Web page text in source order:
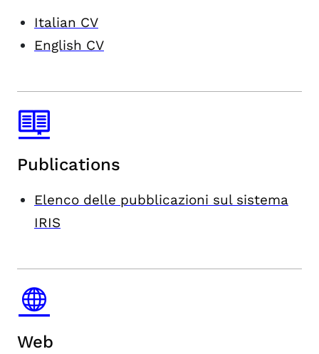
Italian CV
English CV
Publications
Elenco delle pubblicazioni sul sistema
IRIS
Web